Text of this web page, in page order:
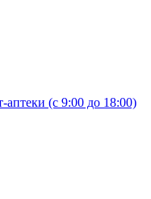
аптеки (с 9:00 до 18:00)